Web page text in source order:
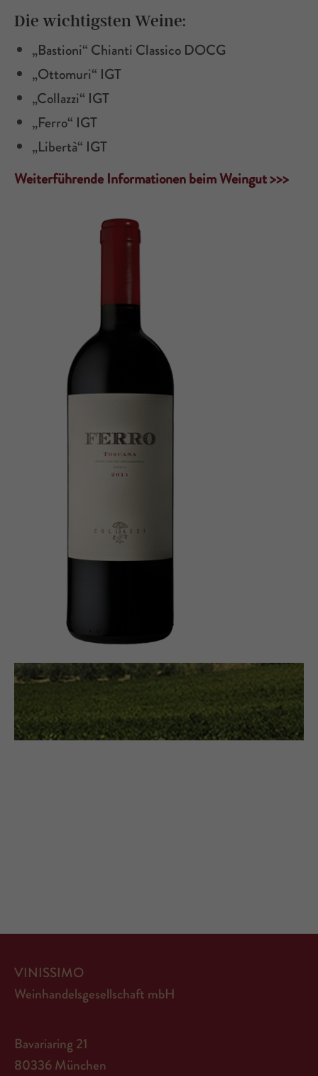
Die wichtigsten Weine:
„Bastioni“ Chianti Classico DOCG
„Ottomuri“ IGT
„Collazzi“ IGT
„Ferro“ IGT
„Libertà“ IGT
Weiterführende Informationen beim Weingut >>>
VINISSIMO
Weinhandelsgesellschaft mbH
Bavariaring 21
80336 München